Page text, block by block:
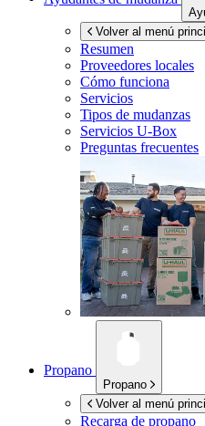
Volver al menú
Resumen
Proveedores locales
Cómo funciona
Servicios
Tipos de mudanzas
Servicios U-Box
Preguntas frecuentes
Propano
Propano
Volver al menú
Recarga de propano